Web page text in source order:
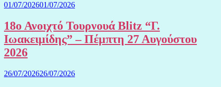
01/07/202601/07/2026
18ο Ανοιχτό Τουρνουά Blitz “Γ.
Ιωακειμίδης” – Πέμπτη 27 Αυγούστου
2026
26/07/202626/07/2026